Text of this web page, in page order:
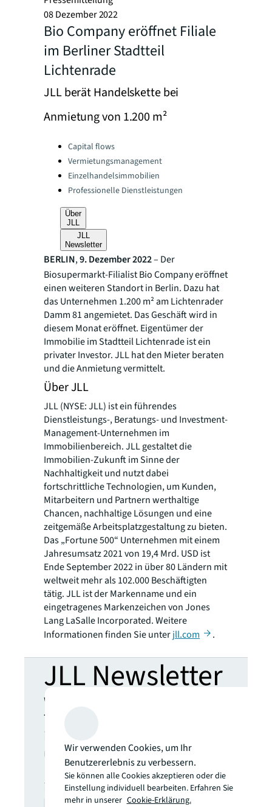
08 Dezember 2022
Bio Company eröffnet Filiale
im Berliner Stadtteil
Lichtenrade
JLL berät Handelskette bei
Anmietung von 1.200 m²
Categories:Capital flows
Vermietungsmanagement
Einzelhandelsimmobilien
Professionelle Dienstleistungen
Über
JLL
JLL
Newsletter
BERLIN,9. Dezember 2022– Der
Biosupermarkt-Filialist Bio Company eröffnet
einen weiteren Standort in Berlin. Dazu hat
das Unternehmen 1.200 m² am Lichtenrader
Damm 81 angemietet. Das Geschäft wird in
diesem Monat eröffnet. Eigentümer der
Immobilie im Stadtteil Lichtenrade ist ein
privater Investor. JLL hat den Mieter beraten
und die Anmietung vermittelt.
Über JLL
JLL (NYSE: JLL) ist ein führendes
Dienstleistungs-, Beratungs- und Investment-
Management-Unternehmen im
Immobilienbereich. JLL gestaltet die
Immobilien-Zukunft im Sinne der
Nachhaltigkeit und nutzt dabei
fortschrittliche Technologien, um Kunden,
Mitarbeitern und Partnern werthaltige
Chancen, nachhaltige Lösungen und eine
zeitgemäße Arbeitsplatzgestaltung zu bieten.
Das „Fortune 500“ Unternehmen mit einem
Jahresumsatz 2021 von 19,4 Mrd. USD ist
Ende September 2022 in über 80 Ländern mit
weltweit mehr als 102.000 Beschäftigten
tätig. JLL ist der Markenname und ein
eingetragenes Markenzeichen von Jones
Lang LaSalle Incorporated. Weitere
Informationen finden Sie unterjll.com .
JLL Newsletter
Wählen Sie aus, welche
Themen Sie aktuell
interessieren, um regelmäßig
über relevante
Neuveröffentlichungen
informiert zu werden.
Wir verwenden Cookies, um Ihr
Benutzererlebnis zu verbessern.
Sie können alle Cookies akzeptieren oder die
Einstellung individuell bearbeiten. Erfahren Sie
mehr in unserer Cookie-Erklärung.